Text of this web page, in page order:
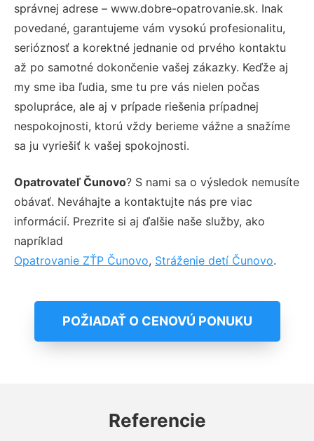
správnej adrese – www.dobre-opatrovanie.sk. Inak
povedané, garantujeme vám vysokú profesionalitu,
serióznosť a korektné jednanie od prvého kontaktu
až po samotné dokončenie vašej zákazky. Keďže aj
my sme iba ľudia, sme tu pre vás nielen počas
spolupráce, ale aj v prípade riešenia prípadnej
nespokojnosti, ktorú vždy berieme vážne a snažíme
sa ju vyriešiť k vašej spokojnosti.
Opatrovateľ Čunovo? S nami sa o výsledok nemusíte
obávať. Neváhajte a kontaktujte nás pre viac
informácií. Prezrite si aj ďalšie naše služby, ako
napríklad
Opatrovanie ZŤP Čunovo, Stráženie detí Čunovo.
POŽIADAŤ O CENOVÚ PONUKU
Referencie